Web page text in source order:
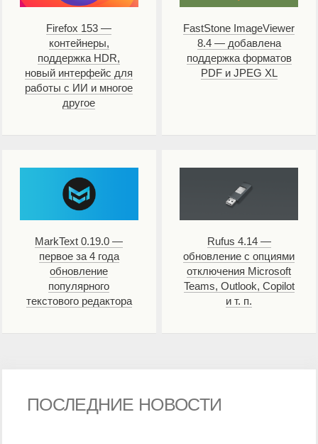
Firefox 153 —
контейнеры,
поддержка HDR,
новый интерфейс для
работы с ИИ и многое
другое
FastStone ImageViewer
8.4 — добавлена
поддержка форматов
PDF и JPEG XL
MarkText 0.19.0 —
первое за 4 года
обновление
популярного
текстового редактора
Rufus 4.14 —
обновление с опциями
отключения Microsoft
Teams, Outlook, Copilot
и т. п.
ПОСЛЕДНИЕ НОВОСТИ